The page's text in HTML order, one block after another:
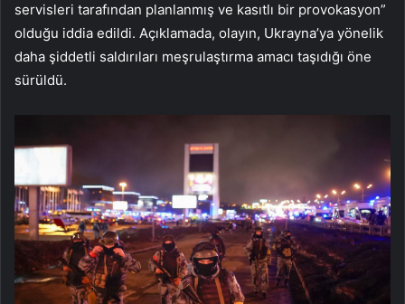
servisleri tarafından planlanmış ve kasıtlı bir provokasyon”
olduğu iddia edildi. Açıklamada, olayın, Ukrayna’ya yönelik
daha şiddetli saldırıları meşrulaştırma amacı taşıdığı öne
sürüldü.